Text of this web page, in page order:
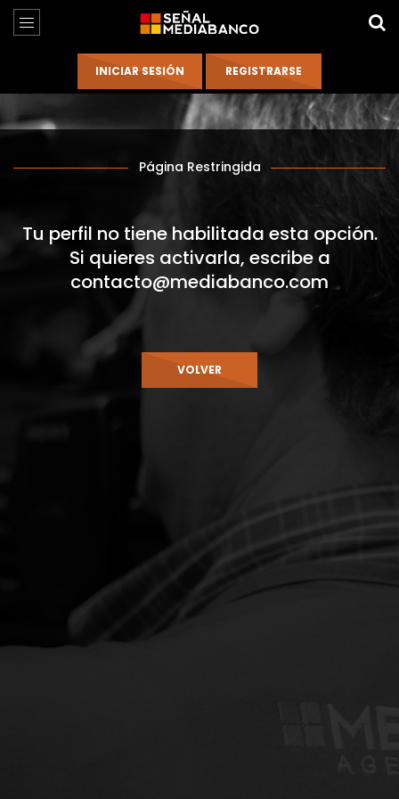
Página Restringida
Tu perfil no tiene habilitada esta opción.
Si quieres activarla, escribe a
contacto@mediabanco.com